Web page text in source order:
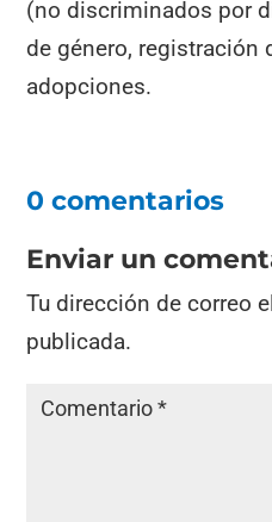
(no discriminados por
de género, registración
adopciones.
0 comentarios
Enviar un
Tu dirección de correo
publicada.